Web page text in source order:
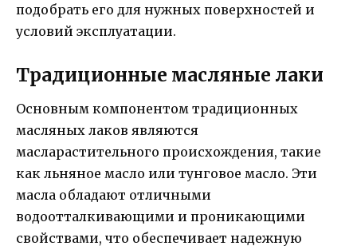
подобрать его для нужных поверхностей и
условий эксплуатации.
Традиционные масляные лаки
Основным компонентом традиционных
масляных лаков являются
масларастительного происхождения, такие
как льняное масло или тунговое масло. Эти
масла обладают отличными
водоотталкивающими и проникающими
свойствами, что обеспечивает надежную